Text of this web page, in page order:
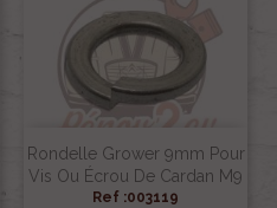
Rondelle Grower 9mm Pour
Vis Ou Écrou De Cardan M9
Ref :003119